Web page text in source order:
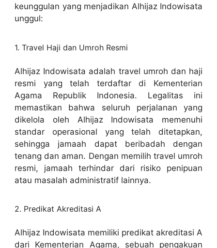
keunggulan yang menjadikan Alhijaz Indowisata
unggul:
1. Travel Haji dan Umroh Resmi
Alhijaz Indowisata adalah travel umroh dan haji
resmi yang telah terdaftar di Kementerian
Agama Republik Indonesia. Legalitas ini
memastikan bahwa seluruh perjalanan yang
dikelola oleh Alhijaz Indowisata memenuhi
standar operasional yang telah ditetapkan,
sehingga jamaah dapat beribadah dengan
tenang dan aman. Dengan memilih travel umroh
resmi, jamaah terhindar dari risiko penipuan
atau masalah administratif lainnya.
2. Predikat Akreditasi A
Alhijaz Indowisata memiliki predikat akreditasi A
dari Kementerian Agama, sebuah pengakuan